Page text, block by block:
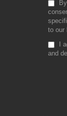
to our
I
and